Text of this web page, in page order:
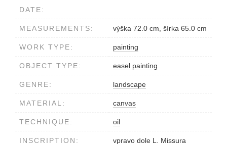
DATE:
MEASUREMENTS: výška 72.0 cm, šírka 65.0 cm
WORK TYPE: painting
OBJECT TYPE: easel painting
GENRE: landscape
MATERIAL: canvas
TECHNIQUE: oil
INSCRIPTION: vpravo dole L. Missura